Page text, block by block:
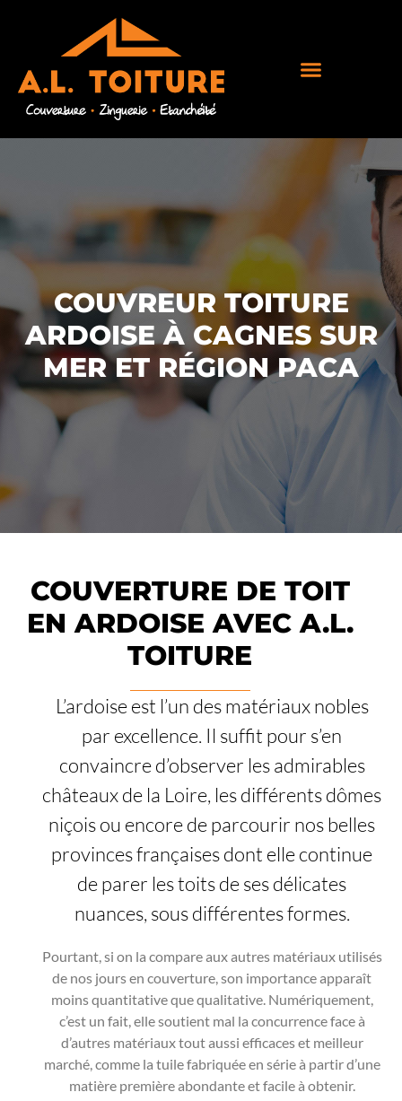
COUVREUR TOITURE
ARDOISE À CAGNES SUR
MER ET RÉGION PACA
COUVERTURE DE TOIT
EN ARDOISE AVEC A.L.
TOITURE
L’ardoise est l’un des matériaux nobles
par excellence. Il suffit pour s’en
convaincre d’observer les admirables
châteaux de la Loire, les différents dômes
niçois ou encore de parcourir nos belles
provinces françaises dont elle continue
de parer les toits de ses délicates
nuances, sous différentes formes.
Pourtant, si on la compare aux autres matériaux utilisés
de nos jours en couverture, son importance apparaît
moins quantitative que qualitative. Numériquement,
c’est un fait, elle soutient mal la concurrence face à
d’autres matériaux tout aussi efficaces et meilleur
marché, comme la tuile fabriquée en série à partir d’une
matière première abondante et facile à obtenir.